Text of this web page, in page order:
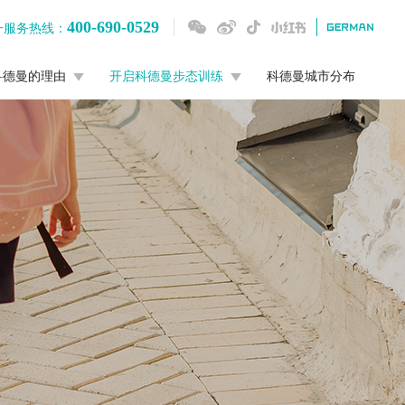
务热线： 400-690-0529
曼的理由 开启科德曼步态训练 科德曼城市分布